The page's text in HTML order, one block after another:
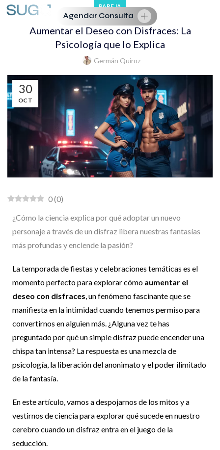
Agendar Consulta
PAREJA
Aumentar el Deseo con Disfraces: La
Psicología que lo Explica
Germán Quiroz
30
OCT
0(0)
¿Cómo la ciencia explica por qué adoptar un nuevo
personaje a través de un disfraz libera nuestras fantasías
más profundas y enciende la pasión?
La temporada de fiestas y celebraciones temáticas es el
momento perfecto para explorar cómo aumentar el
deseo con disfraces, un fenómeno fascinante que se
manifiesta en la intimidad cuando tenemos permiso para
convertirnos en alguien más. ¿Alguna vez te has
preguntado por qué un simple disfraz puede encender una
chispa tan intensa? La respuesta es una mezcla de
psicología, la liberación del anonimato y el poder ilimitado
de la fantasía.
En este artículo, vamos a despojarnos de los mitos y a
vestirnos de ciencia para explorar qué sucede en nuestro
cerebro cuando un disfraz entra en el juego de la
seducción.